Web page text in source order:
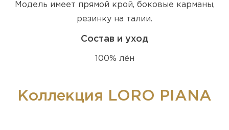
Модель имеет прямой крой, боковые карманы,
резинку на талии.
Состав и уход
100% лён
Коллекция LORO PIANA